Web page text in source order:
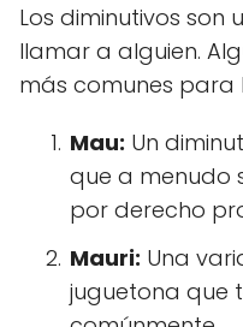
Los diminutivos
llamar a alguien.
más comunes para
Mau: Un
que a menudo
por derecho
Mauri: Una
juguetona que